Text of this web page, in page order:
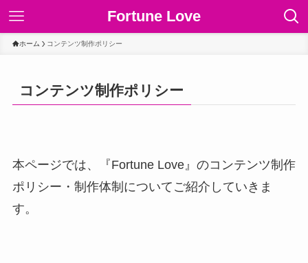
Fortune Love
ホーム コンテンツ制作ポリシー
コンテンツ制作ポリシー
本ページでは、『Fortune Love』のコンテンツ制作
ポリシー・制作体制についてご紹介していきま
す。